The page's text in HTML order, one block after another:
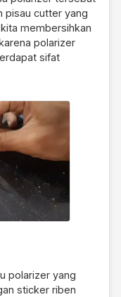
pisau cutter yang
membersihkan
polarizer
sifat
polarizer yang
sticker riben